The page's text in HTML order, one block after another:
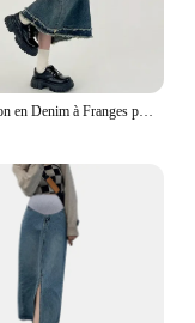
Jupe Crayon en Denim à Franges pour Femme Enceinte, Vêtement Décontracté, Droit, 03/Wear, Printemps et Été